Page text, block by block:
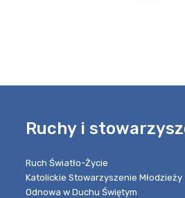
Ruchy i
Ruch Światło-Życie
Katolickie Stowarzyszenie Młodzieży
Odnowa w Duchu Świętym